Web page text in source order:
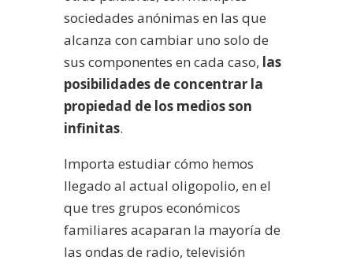
sociedades anónimas en las que
alcanza con cambiar uno solo de
sus componentes en cada caso, las
posibilidades de concentrar la
propiedad de los medios son
infinitas.
Importa estudiar cómo hemos
llegado al actual oligopolio, en el
que tres grupos económicos
familiares acaparan la mayoría de
las ondas de radio, televisión